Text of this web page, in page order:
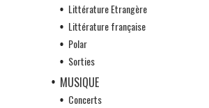
Littérature Etrangère
Littérature française
Polar
Sorties
MUSIQUE
Concerts